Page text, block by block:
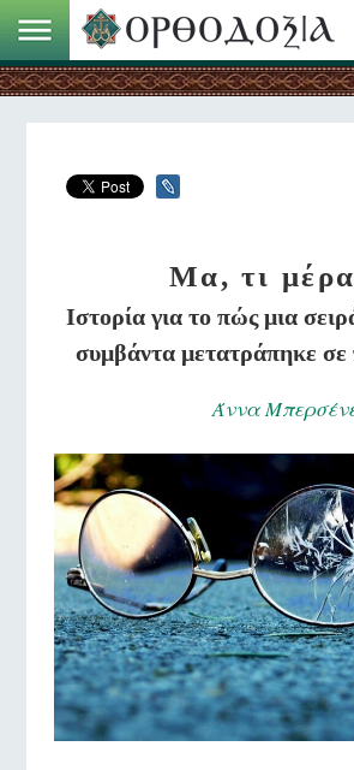
Μα, τι
Ιστορία για το πώς μια
συμβάντα μετατράπηκε σε
Άννα